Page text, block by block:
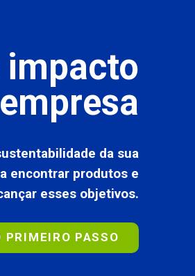
da sua
encontrar produtos e
esses objetivos.
PRIMEIRO PASSO